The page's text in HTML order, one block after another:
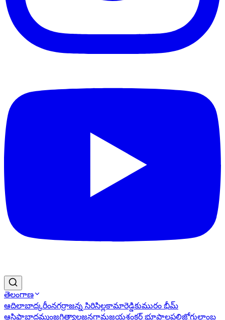
తెలంగాణ
ఆదిలాబాద్కరీంనగర్రాజన్న సిరిసిల్లకామారెడ్డికుమురం భీమ్
ఆసిఫాబాద్ఖమ్మంజగిత్యాలజనగామజయశంకర్ భూపాలపల్లిజోగులాంబ